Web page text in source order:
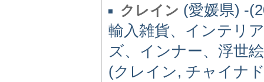
クレイン (愛媛県) -
輸入雑貨、インテリ
ズ、インナー、浮世
(クレイン, チャイナ